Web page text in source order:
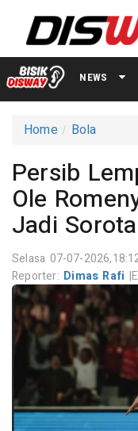
NEWS
Home Bola
Persib
Ole
Jadi
Selasa 07-07-
Reporter: Dimas Rafi |